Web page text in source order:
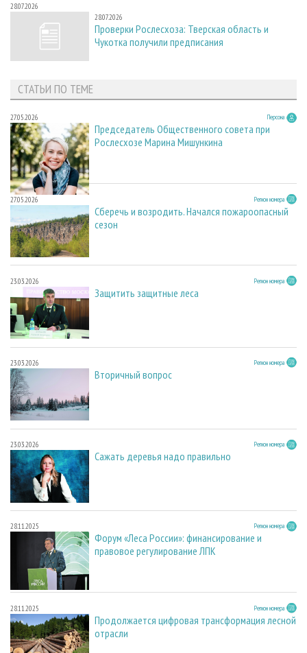
28.07.2026
28.07.2026
Проверки Рослесхоза: Тверская область и
Чукотка получили предписания
СТАТЬИ ПО ТЕМЕ
27.05.2026 Персона
Председатель Общественного совета при
Рослесхозе Марина Мишункина
27.05.2026 Регион номера
Сберечь и возродить. Начался пожароопасный
сезон
23.03.2026 Регион номера
Защитить защитные леса
23.03.2026 Регион номера
Вторичный вопрос
23.03.2026 Регион номера
Сажать деревья надо правильно
28.11.2025 Регион номера
Форум «Леса России»: финансирование и
правовое регулирование ЛПК
28.11.2025 Регион номера
Продолжается цифровая трансформация лесной
отрасли